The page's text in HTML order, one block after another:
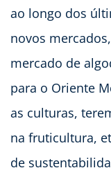
ao longo dos
novos
mercado de
para o Oriente
as culturas,
na fruticultura,
de